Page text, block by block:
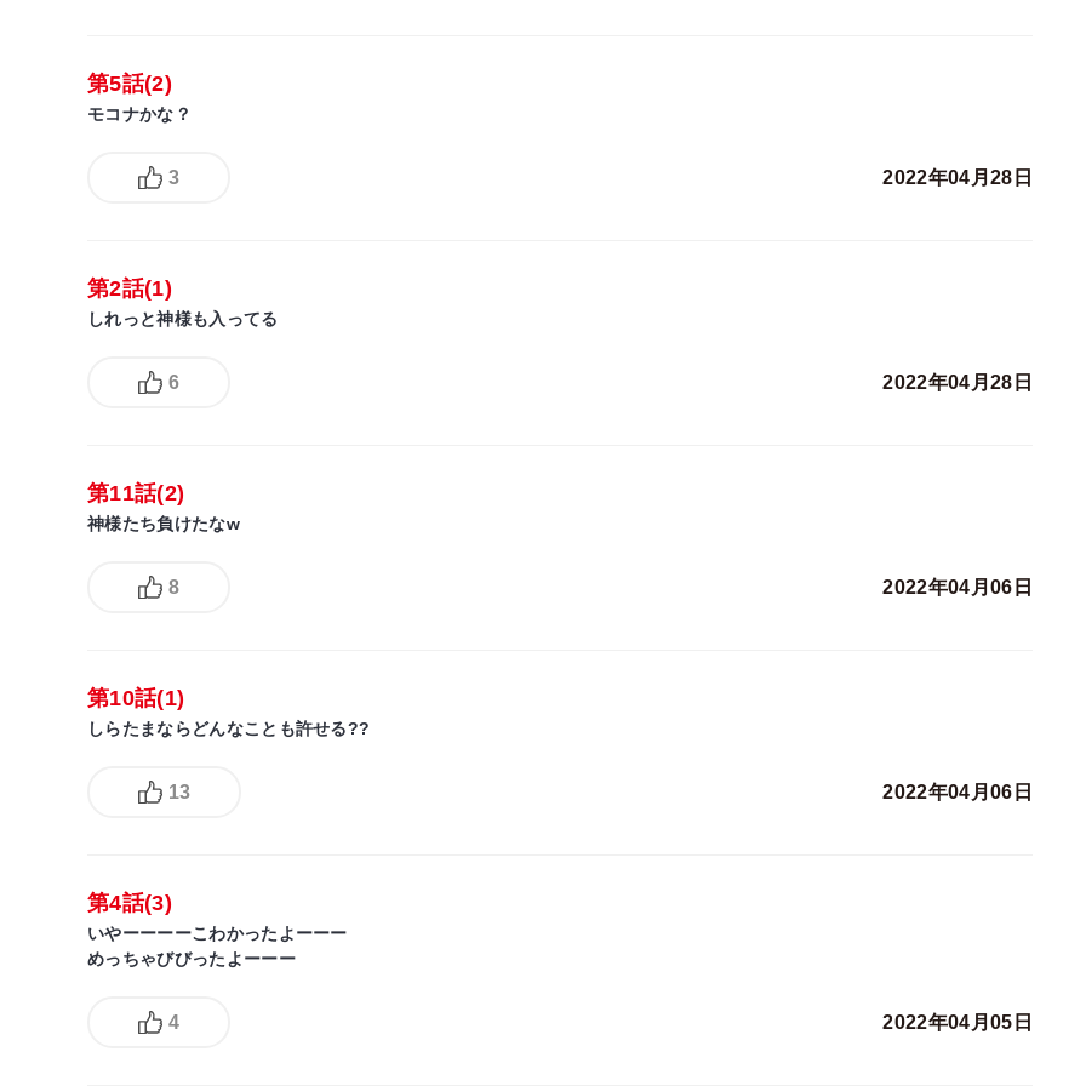
第5話(2)
モコナかな？
3 2022年04月28日
第2話(1)
しれっと神様も入ってる
6 2022年04月28日
第11話(2)
神様たち負けたなw
8 2022年04月06日
第10話(1)
しらたまならどんなことも許せる??
13 2022年04月06日
第4話(3)
いやーーーーこわかったよーーー
めっちゃびびったよーーー
4 2022年04月05日